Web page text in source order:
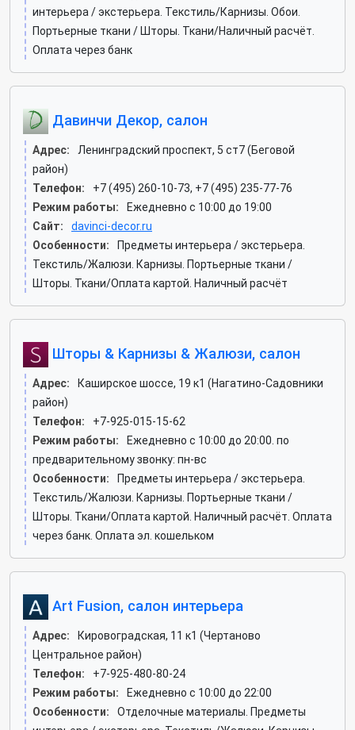
интерьера / экстерьера. Текстиль/Карнизы. Обои.
Портьерные ткани / Шторы. Ткани/Наличный расчёт.
Оплата через банк
Давинчи Декор, салон
Адрес:
Ленинградский проспект, 5 ст7 (Беговой
район)
Телефон:
+7 (495) 260-10-73, +7 (495) 235-77-76
Режим работы:
Ежедневно с 10:00 до 19:00
Сайт:
davinci-decor.ru
Особенности:
Предметы интерьера / экстерьера.
Текстиль/Жалюзи. Карнизы. Портьерные ткани /
Шторы. Ткани/Оплата картой. Наличный расчёт
Шторы & Карнизы & Жалюзи, салон
Адрес:
Каширское шоссе, 19 к1 (Нагатино-Садовники
район)
Телефон:
+7-925-015-15-62
Режим работы:
Ежедневно с 10:00 до 20:00. по
предварительному звонку: пн-вс
Особенности:
Предметы интерьера / экстерьера.
Текстиль/Жалюзи. Карнизы. Портьерные ткани /
Шторы. Ткани/Оплата картой. Наличный расчёт. Оплата
через банк. Оплата эл. кошельком
Art Fusion, салон интерьера
Адрес:
Кировоградская, 11 к1 (Чертаново
Центральное район)
Телефон:
+7-925-480-80-24
Режим работы:
Ежедневно с 10:00 до 22:00
Особенности:
Отделочные материалы. Предметы